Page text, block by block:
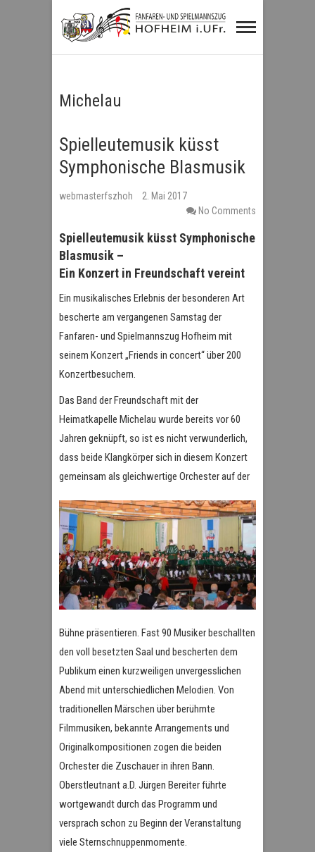
Fanfaren- und
Spielmannszug
Michelau
Spielleutemusik küsst
Symphonische Blasmusik
webmasterfszhoh
2. Mai 2017
No Comments
Spielleutemusik küsst Symphonische
Blasmusik –
Ein Konzert in Freundschaft vereint
Ein musikalisches Erlebnis der besonderen Art
bescherte am vergangenen Samstag der
Fanfaren- und Spielmannszug Hofheim mit
seinem Konzert „Friends in concert“ über 200
Konzertbesuchern.
Das Band der Freundschaft mit der
Heimatkapelle Michelau wurde bereits vor 60
Jahren geknüpft, so ist es nicht verwunderlich,
dass beide Klangkörper sich in diesem Konzert
gemeinsam als gleichwertige Orchester auf der
Bühne präsentieren. Fast 90 Musiker beschallten
den voll besetzten Saal und bescherten dem
Publikum einen kurzweiligen unvergesslichen
Abend mit unterschiedlichen Melodien. Von
traditionellen Märschen über berühmte
Filmmusiken, bekannte Arrangements und
Originalkompositionen zogen die beiden
Orchester die Zuschauer in ihren Bann.
Oberstleutnant a.D. Jürgen Bereiter führte
wortgewandt durch das Programm und
versprach schon zu Beginn der Veranstaltung
viele Sternschnuppenmomente.